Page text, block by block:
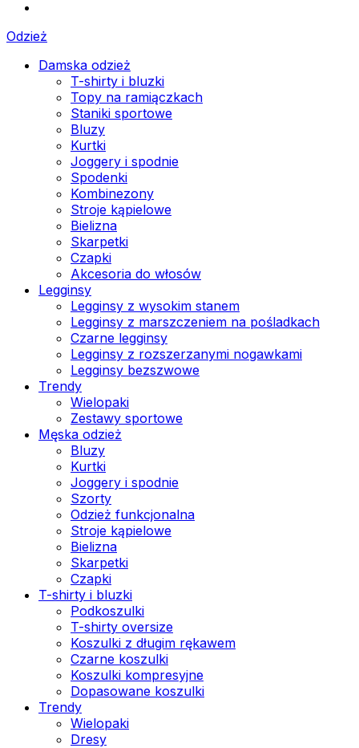
Odzież
Damska odzież
T-shirty i bluzki
Topy na ramiączkach
Staniki sportowe
Bluzy
Kurtki
Joggery i spodnie
Spodenki
Kombinezony
Stroje kąpielowe
Bielizna
Skarpetki
Czapki
Akcesoria do włosów
Legginsy
Legginsy z wysokim stanem
Legginsy z marszczeniem na pośladkach
Czarne legginsy
Legginsy z rozszerzanymi nogawkami
Legginsy bezszwowe
Trendy
Wielopaki
Zestawy sportowe
Męska odzież
Bluzy
Kurtki
Joggery i spodnie
Szorty
Odzież funkcjonalna
Stroje kąpielowe
Bielizna
Skarpetki
Czapki
T-shirty i bluzki
Podkoszulki
T-shirty oversize
Koszulki z długim rękawem
Czarne koszulki
Koszulki kompresyjne
Dopasowane koszulki
Trendy
Wielopaki
Dresy